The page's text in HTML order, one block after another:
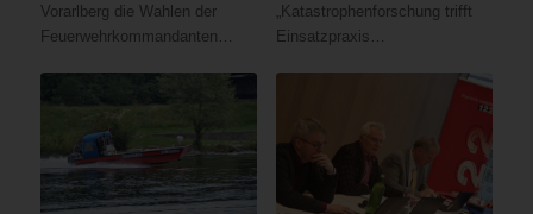
Vorarlberg die Wahlen der
Feuerwehrkommandanten…
„Katastrophenforschung trifft
Einsatzpraxis…